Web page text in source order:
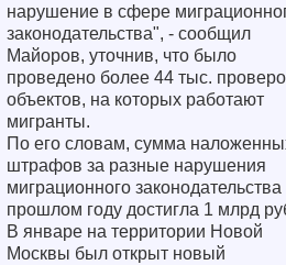
нарушение в сфере
законодательства", - сообщил
Майоров, уточнив, что было
проведено более 44 тыс.
объектов, на которых работают
мигранты.
По его словам, сумма
штрафов за разные нарушения
миграционного законодательства
прошлом году достигла 1 млрд
В январе на территории Новой
Москвы был открыт новый